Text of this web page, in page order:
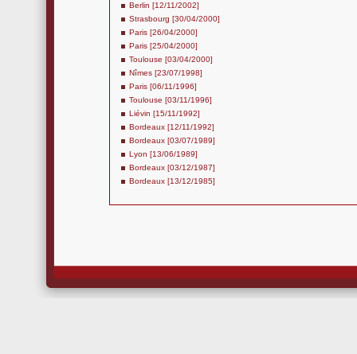
Berlin [12/11/2002]
Strasbourg [30/04/2000]
Paris [26/04/2000]
Paris [25/04/2000]
Toulouse [03/04/2000]
Nîmes [23/07/1998]
Paris [06/11/1996]
Toulouse [03/11/1996]
Liévin [15/11/1992]
Bordeaux [12/11/1992]
Bordeaux [03/07/1989]
Lyon [13/06/1989]
Bordeaux [03/12/1987]
Bordeaux [13/12/1985]